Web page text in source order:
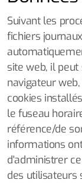
Suivant les
fichiers
site web, il
navigateur
cookies
le fuseau
référence/de
informations
d'administrer
des utilisateurs